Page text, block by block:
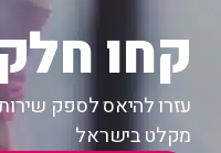
קחו
עזרו להיאס לספק
מקלט בישראל